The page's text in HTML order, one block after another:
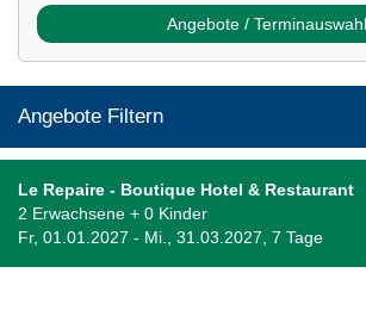
Angebote / Terminauswahl
Angebote Filtern
Le Repaire - Boutique Hotel & Restaurant
2 Erwachsene + 0 Kinder
Fr, 01.01.2027 - Mi., 31.03.2027, 7 Tage